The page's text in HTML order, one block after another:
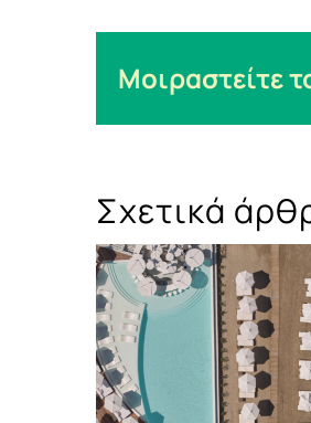
Μοιραστείτε
Σχετικά